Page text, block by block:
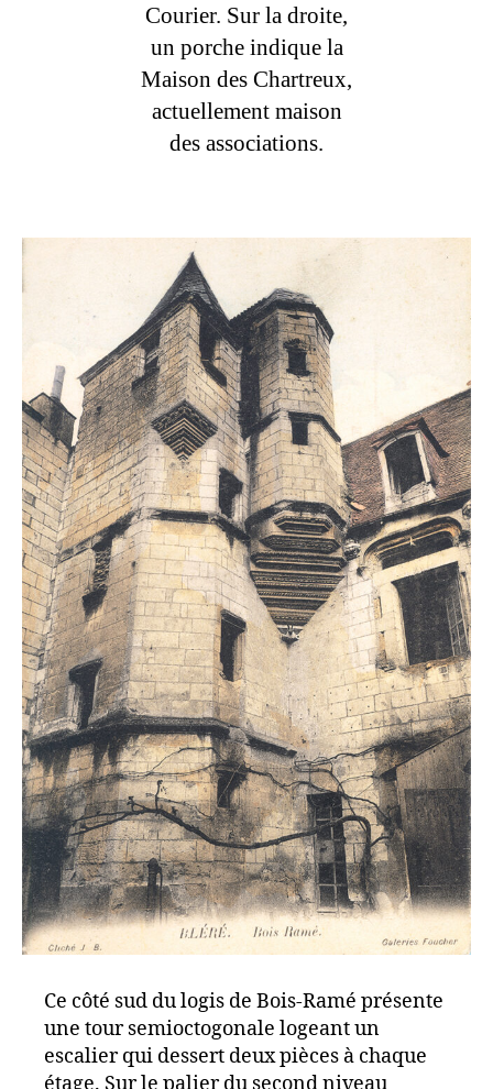
Courier. Sur la droite,
un porche indique la
Maison des Chartreux,
actuellement maison
des associations.
Ce côté sud du logis de Bois-Ramé présente
une tour semioctogonale logeant un
escalier qui dessert deux pièces à chaque